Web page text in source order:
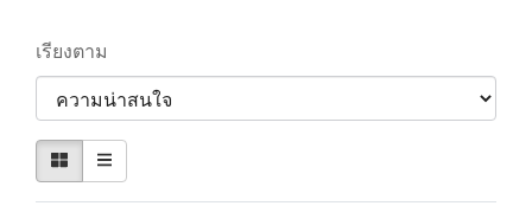
เรียงตาม